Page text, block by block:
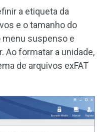
a etiqueta da
e o tamanho do
menu suspenso e
Ao formatar a unidade,
de arquivos exFAT